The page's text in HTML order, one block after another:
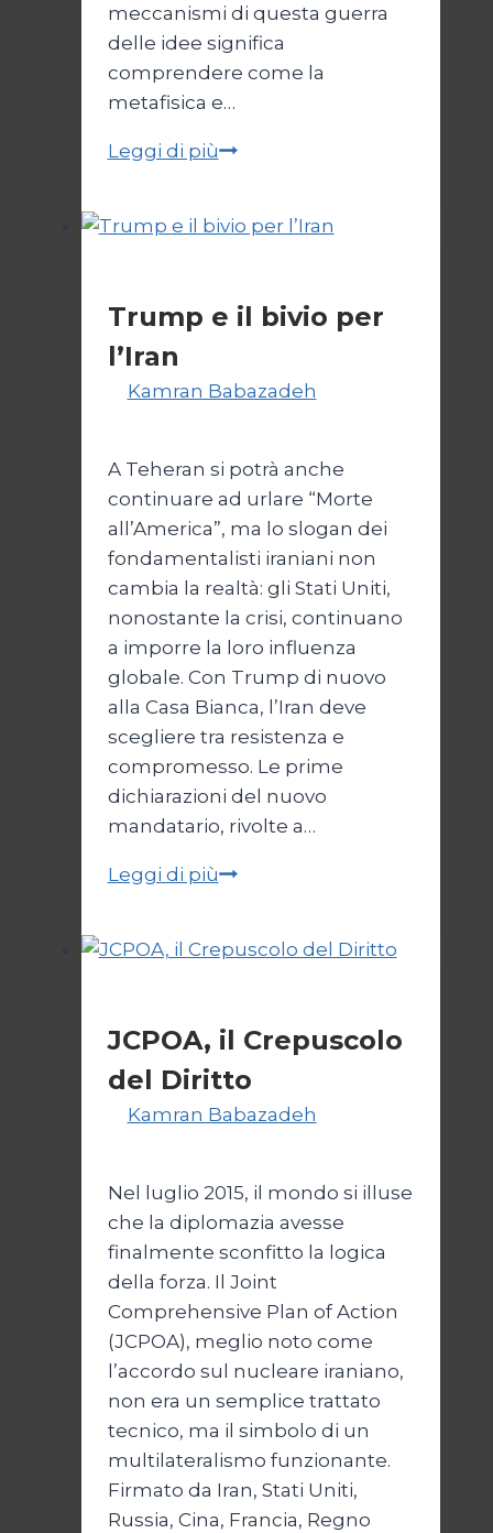
meccanismi di questa guerra
delle idee significa
comprendere come la
metafisica e…
Leggi di piùAutopsia
Conflitto:
giustificazione
Trump e il bivio per
l’Iran
Kamran Babazadeh
A Teheran si potrà anche
continuare ad urlare “Morte
all’America”, ma lo slogan dei
fondamentalisti iraniani non
cambia la realtà: gli Stati Uniti,
nonostante la crisi, continuano
a imporre la loro influenza
globale. Con Trump di nuovo
alla Casa Bianca, l’Iran deve
scegliere tra resistenza e
compromesso. Le prime
dichiarazioni del nuovo
mandatario, rivolte a…
Leggi di piùTrump
bivio
JCPOA, il Crepuscolo
del Diritto
Kamran Babazadeh
Nel luglio 2015, il mondo si illuse
che la diplomazia avesse
finalmente sconfitto la logica
della forza. Il Joint
Comprehensive Plan of Action
(JCPOA), meglio noto come
l’accordo sul nucleare iraniano,
non era un semplice trattato
tecnico, ma il simbolo di un
multilateralismo funzionante.
Firmato da Iran, Stati Uniti,
Russia, Cina, Francia, Regno